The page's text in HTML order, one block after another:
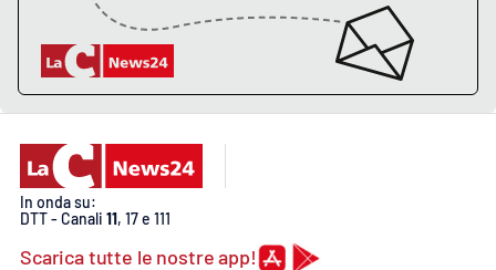
Food
Storie
LAC
NETWORK
In onda su:
DTT - Canali 11, 17 e 111
Scarica tutte le nostre app!